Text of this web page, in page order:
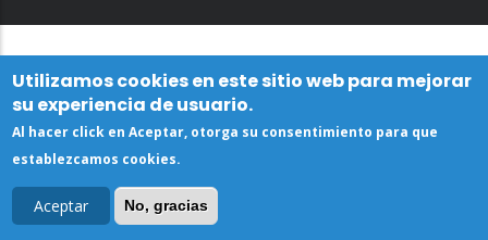
Utilizamos cookies en este sitio web para mejorar
su experiencia de usuario.
Al hacer click en Aceptar, otorga su consentimiento para que
establezcamos cookies.
Aceptar No, gracias